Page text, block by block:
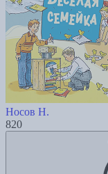
Носов Н.
820